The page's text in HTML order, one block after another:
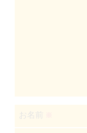
お名前